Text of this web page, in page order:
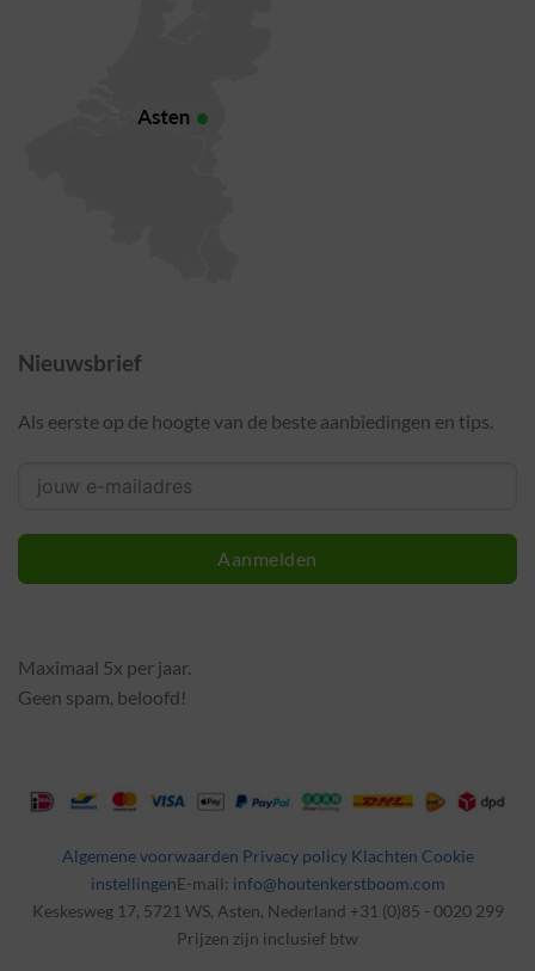
Nieuwsbrief
Als eerste op de hoogte van de beste aanbiedingen en tips.
Aanmelden
Maximaal 5x per jaar.
Geen spam, beloofd!
Algemene voorwaarden Privacy policy Klachten Cookie
instellingenE-mail: info@houtenkerstboom.com
Keskesweg 17, 5721 WS, Asten, Nederland +31 (0)85 - 0020 299
Prijzen zijn inclusief btw